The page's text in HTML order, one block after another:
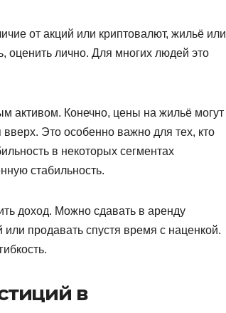
от акций или криптовалют, жильё или
оценить лично. Для многих людей это
активом. Конечно, цены на жильё могут
Это особенно важно для тех, кто
в некоторых сегментах
стабильность.
доход. Можно сдавать в аренду
продавать спустя время с наценкой.
в